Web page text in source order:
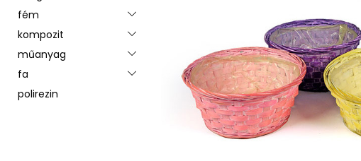
fém
Toggle menu
kompozit
Toggle menu
műanyag
Toggle menu
fa
Toggle menu
polirezin